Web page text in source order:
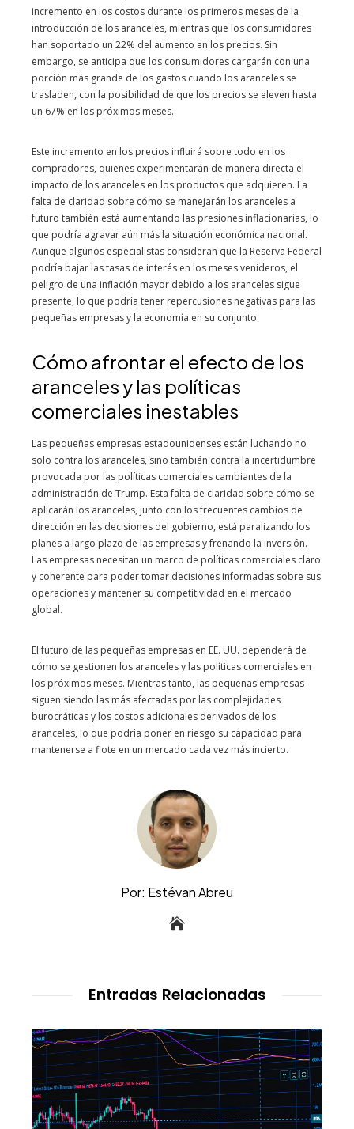
incremento en los costos durante los primeros meses de la
introducción de los aranceles, mientras que los consumidores
han soportado un 22% del aumento en los precios. Sin
embargo, se anticipa que los consumidores cargarán con una
porción más grande de los gastos cuando los aranceles se
trasladen, con la posibilidad de que los precios se eleven hasta
un 67% en los próximos meses.
Este incremento en los precios influirá sobre todo en los
compradores, quienes experimentarán de manera directa el
impacto de los aranceles en los productos que adquieren. La
falta de claridad sobre cómo se manejarán los aranceles a
futuro también está aumentando las presiones inflacionarias, lo
que podría agravar aún más la situación económica nacional.
Aunque algunos especialistas consideran que la Reserva Federal
podría bajar las tasas de interés en los meses venideros, el
peligro de una inflación mayor debido a los aranceles sigue
presente, lo que podría tener repercusiones negativas para las
pequeñas empresas y la economía en su conjunto.
Cómo afrontar el efecto de los
aranceles y las políticas
comerciales inestables
Las pequeñas empresas estadounidenses están luchando no
solo contra los aranceles, sino también contra la incertidumbre
provocada por las políticas comerciales cambiantes de la
administración de Trump. Esta falta de claridad sobre cómo se
aplicarán los aranceles, junto con los frecuentes cambios de
dirección en las decisiones del gobierno, está paralizando los
planes a largo plazo de las empresas y frenando la inversión.
Las empresas necesitan un marco de políticas comerciales claro
y coherente para poder tomar decisiones informadas sobre sus
operaciones y mantener su competitividad en el mercado
global.
El futuro de las pequeñas empresas en EE. UU. dependerá de
cómo se gestionen los aranceles y las políticas comerciales en
los próximos meses. Mientras tanto, las pequeñas empresas
siguen siendo las más afectadas por las complejidades
burocráticas y los costos adicionales derivados de los
aranceles, lo que podría poner en riesgo su capacidad para
mantenerse a flote en un mercado cada vez más incierto.
Por: Estévan Abreu
Entradas Relacionadas